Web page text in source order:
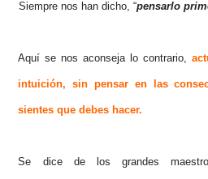
Siempre nos han dicho, “pensarlo
Aquí se nos aconseja lo contrario,
intuición, sin pensar en las
sientes que debes hacer.
Se dice de los grandes